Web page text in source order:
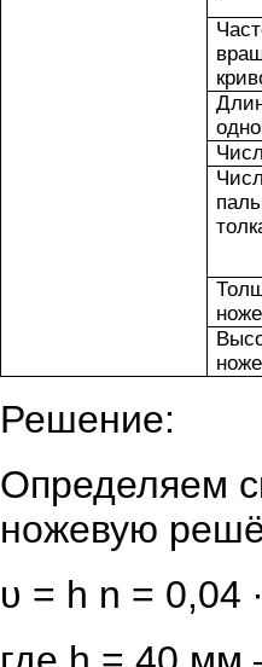
Решение:
Определяем
ножевую
υ = h n = 0,04